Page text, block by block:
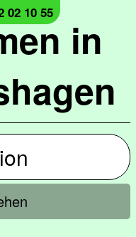
in
02 10 55